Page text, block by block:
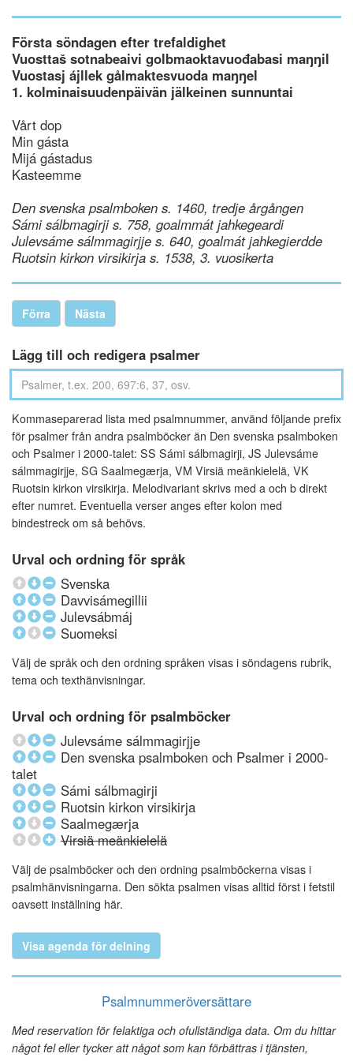
Första söndagen efter trefaldighet
Vuosttaš sotnabeaivi golbmaoktavuođabasi maŋŋil
Vuostasj ájllek gålmaktesvuoda maŋŋel
1. kolminaisuudenpäivän jälkeinen sunnuntai
Vårt dop
Min gásta
Mijá gástadus
Kasteemme
Den svenska psalmboken s. 1460, tredje årgången
Sámi sálbmagirji s. 758, goalmmát jahkegeardi
Julevsáme sálmmagirjje s. 640, goalmát jahkegierdde
Ruotsin kirkon virsikirja s. 1538, 3. vuosikerta
Förra Nästa
Lägg till och redigera psalmer
Kommaseparerad lista med psalmnummer, använd följande prefix
för psalmer från andra psalmböcker än Den svenska psalmboken
och Psalmer i 2000-talet: SS Sámi sálbmagirji, JS Julevsáme
sálmmagirjje, SG Saalmegærja, VM Virsiä meänkielelä, VK
Ruotsin kirkon virsikirja. Melodivariant skrivs med a och b direkt
efter numret. Eventuella verser anges efter kolon med
bindestreck om så behövs.
Urval och ordning för språk
Svenska
Davvisámegillii
Julevsábmáj
Suomeksi
Välj de språk och den ordning språken visas i söndagens rubrik,
tema och texthänvisningar.
Urval och ordning för psalmböcker
Julevsáme sálmmagirjje
Den svenska psalmboken och Psalmer i 2000-
talet
Sámi sálbmagirji
Ruotsin kirkon virsikirja
Saalmegærja
Virsiä meänkielelä
Välj de psalmböcker och den ordning psalmböckerna visas i
psalmhänvisningarna. Den sökta psalmen visas alltid först i fetstil
oavsett inställning här.
Visa agenda för delning
Psalmnummeröversättare
Med reservation för felaktiga och ofullständiga data. Om du hittar
något fel eller tycker att något som kan förbättras i tjänsten,